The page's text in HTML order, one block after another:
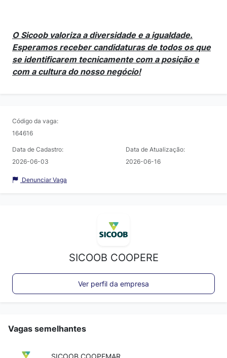
O Sicoob valoriza a diversidade e a igualdade.
Esperamos receber candidaturas de todos os que
se identificarem tecnicamente com a posição e
com a cultura do nosso negócio!
Código da vaga:
164616
Data de Cadastro:
2026-06-03
Data de Atualização:
2026-06-16
Denunciar Vaga
SICOOB COOPERE
Ver perfil da empresa
Vagas semelhantes